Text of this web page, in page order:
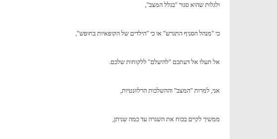
ולגלות שהוא סגור "בגלל המצב",
כי "מנהל הסניף התגרש" או כי "הילדים של הקופאיות בחופש",
אל תעלו אל דעתכם "להיעלם" ללקוחות שלכם.
אני, למרות "המצב" וההשלכות הרלוונטיות,
ממשיך לקיים בכוח את השגרה עד כמה שניתן,